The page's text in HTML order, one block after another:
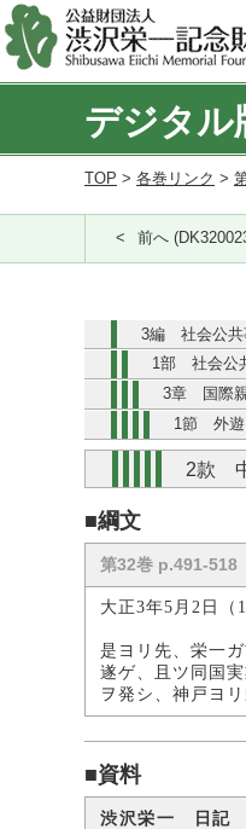
デジタル
TOP > 各巻リンク >
前へ
3編 社会公共
1部 社会公
3章 国際
1節 外遊
2款
■綱文
第32巻 p.491-518
大正3年5月2日（
是ヨリ先、栄一
遂ゲ、且ツ同国
ヲ発シ、神戸ヨ
■資料
渋沢栄一 日記